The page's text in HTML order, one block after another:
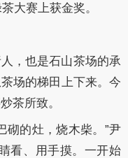
大赛上获金奖。
，也是石山茶场的承
场的梯田上下来。今
茶所致。
砌的灶，烧木柴。”尹
看、用手摸。一开始